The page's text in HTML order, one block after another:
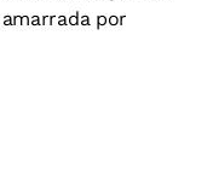
por